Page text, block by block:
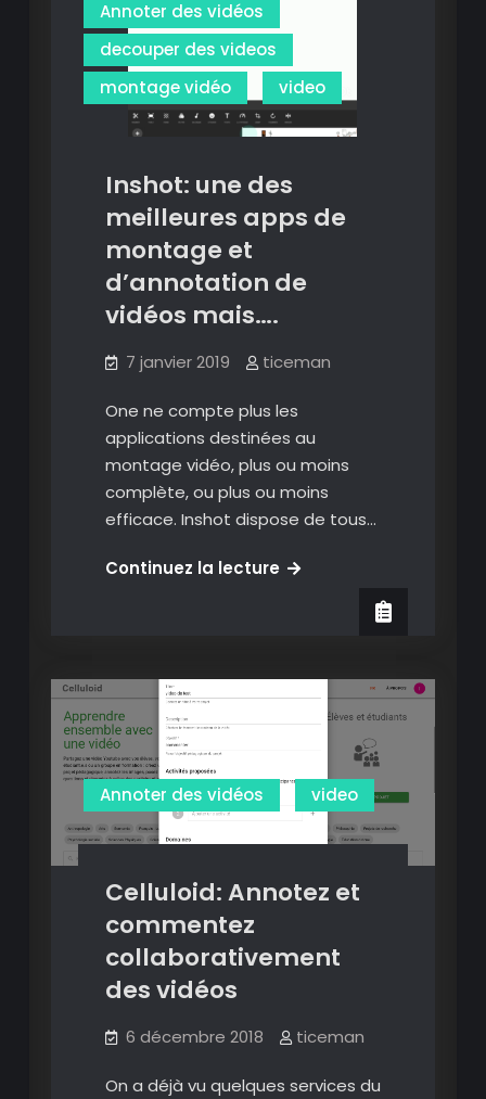
Annoter des vidéos
decouper des videos
montage vidéo
video
Inshot: une des
meilleures apps de
montage et
d’annotation de
vidéos mais….
7 janvier 2019 ticeman
One ne compte plus les
applications destinées au
montage vidéo, plus ou moins
complète, ou plus ou moins
efficace. Inshot dispose de tous…
Continuez la lectureInshot:
apps
de
montage
d’annotation
de
vidéos
Annoter des vidéos video
Celluloid: Annotez et
commentez
collaborativement
des vidéos
6 décembre 2018 ticeman
On a déjà vu quelques services du